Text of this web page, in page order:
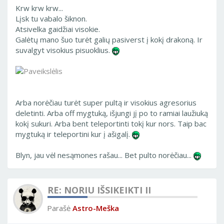
Krw krw krw...
Lįsk tu vabalo šiknon.
Atsivelka gaidžiai visokie.
Galėtų mano šuo turėt galių pasiverst į kokį drakoną. Ir
suvalgyt visokius pisuoklius.
Arba norėčiau turėt super pultą ir visokius agresorius
deletinti. Arba off mygtuką, išjungi jį po to ramiai laužiuką
kokį sukuri. Arba bent teleportinti tokį kur nors. Taip bac
mygtuką ir teleportini kur į ašigalį.
Blyn, jau vėl nesąmones rašau... Bet pulto norėčiau...
RE: NORIU IŠSIKEIKTI II
Parašė Astro-Meška